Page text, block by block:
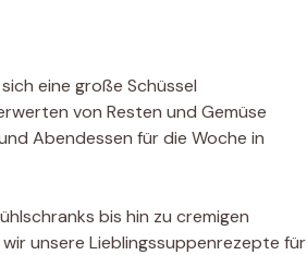
eine große Schüssel
von Resten und Gemüse
Abendessen für die Woche in
bis hin zu cremigen
unsere Lieblingssuppenrezepte für